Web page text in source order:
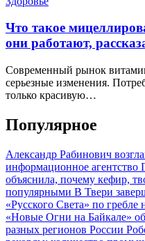
Что такое
они работают,
Современный рынок
серьезные изменения.
только красивую…
Популярное
Александр Рабинович
информационное агентство
объяснила, почему кефир,
популярными В Твери
«Русского Света» по гребле
«Новые Огни на Байкале»
разных регионов России